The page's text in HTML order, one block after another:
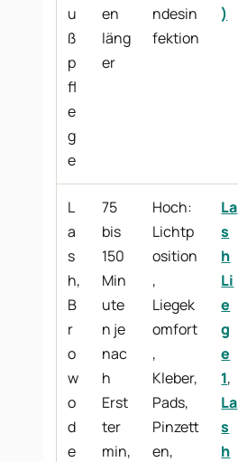
u
ß
p
fl
e
g
e
en
läng
er
ndesin
fektion
)
L
a
s
h,
B
r
o
w
o
d
e
75
bis
150
Min
ute
n je
nac
h
Erst
ter
min,
Hoch:
Lichtp
osition
,
Liegek
omfort
,
Kleber,
Pads,
Pinzett
en,
La
s
h
Li
e
g
e
1,
La
s
h